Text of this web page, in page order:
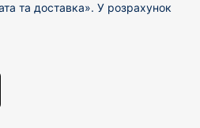
та доставка». У розрахунок